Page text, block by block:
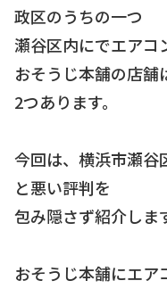
政区のうちの一つ
瀬谷区内にでエアコ
おそうじ本舗の店舗
2つあります。
今回は、横浜市瀬谷
と悪い評判を
包み隠さず紹介しま
おそうじ本舗にエ